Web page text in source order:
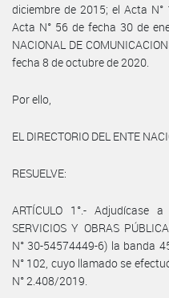
diciembre de 2015; el Acta
Acta N° 56 de fecha 30 de
NACIONAL DE
fecha 8 de octubre de 2020.
Por ello,
EL DIRECTORIO DEL ENTE
RESUELVE:
ARTÍCULO 1°.- Adjudícase a
SERVICIOS Y OBRAS
N° 30-54574449-6) la banda
N° 102, cuyo llamado se
N° 2.408/2019.